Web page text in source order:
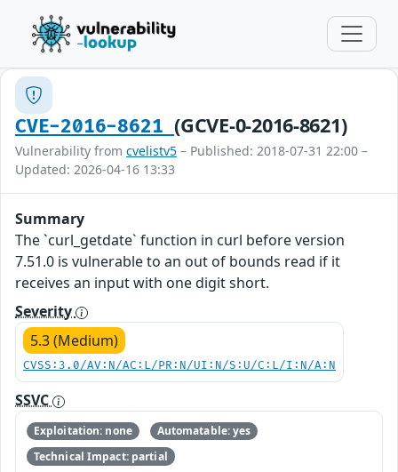
CVE-2016-8621(GCVE-0-2016-8621)
Vulnerability from cvelistv5 – Published: 2018-07-31 22:00 –
Updated: 2026-04-16 13:33
Summary
The `curl_getdate` function in curl before version
7.51.0 is vulnerable to an out of bounds read if it
receives an input with one digit short.
Severity
5.3 (Medium)
CVSS:3.0/AV:N/AC:L/PR:N/UI:N/S:U/C:L/I:N/A:N
SSVC
Exploitation: none
Automatable: yes
Technical Impact: partial